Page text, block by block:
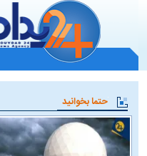
حتما بخوانید